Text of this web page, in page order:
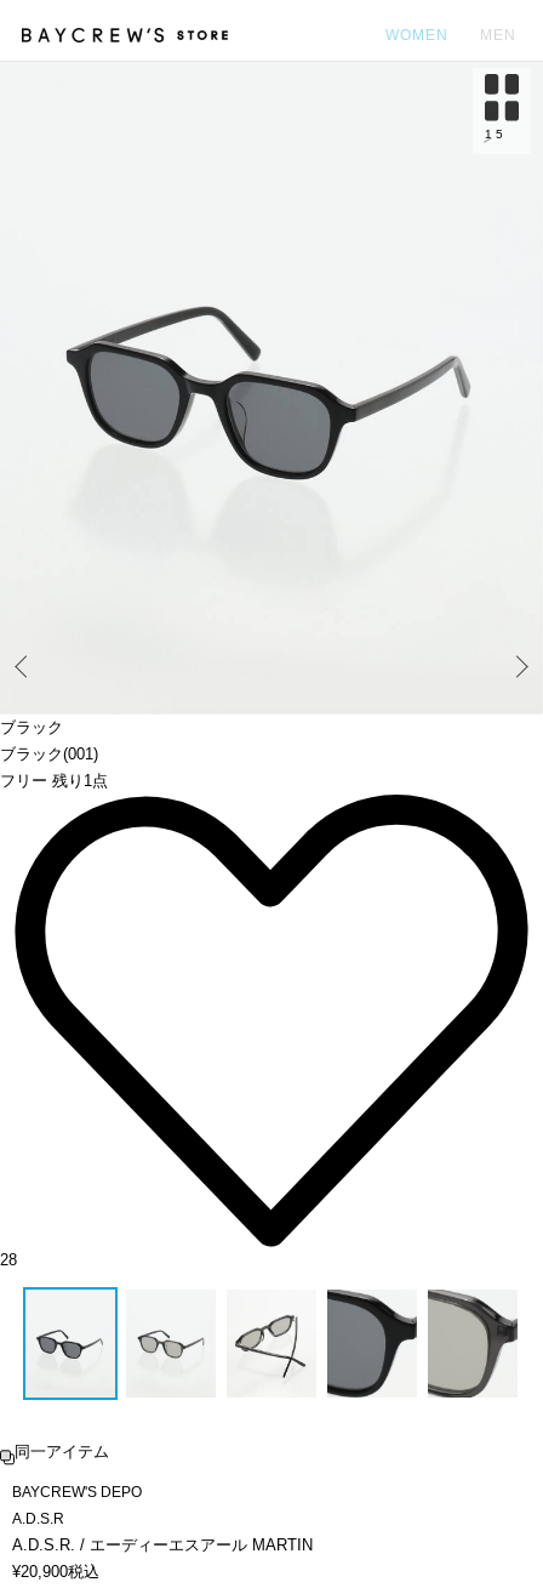
WOMEN MEN
ブラック
ブラック(001)
フリー 残り1点
1 5
28
同一アイテム
BAYCREW'S DEPO
A.D.S.R
A.D.S.R. / エーディーエスアール MARTIN
¥20,900税込